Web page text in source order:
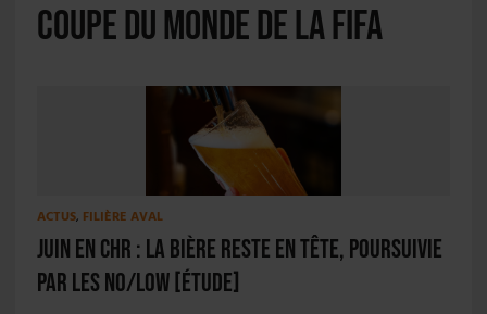
Coupe du Monde de la FIFA
ACTUS, FILIÈRE AVAL
Juin en CHR : la bière reste en tête, poursuivie
par les No/Low [ÉTUDE]